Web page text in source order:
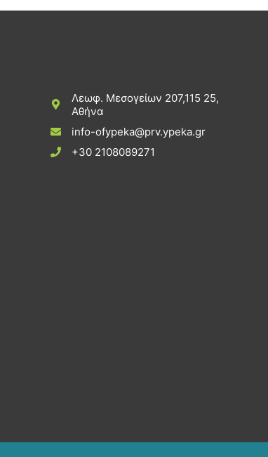
Λεωφ. Μεσογείων 207,115 25,
Αθήνα
info-ofypeka@prv.ypeka.gr
+30 2108089271